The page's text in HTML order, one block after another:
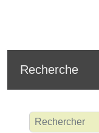
Recherche